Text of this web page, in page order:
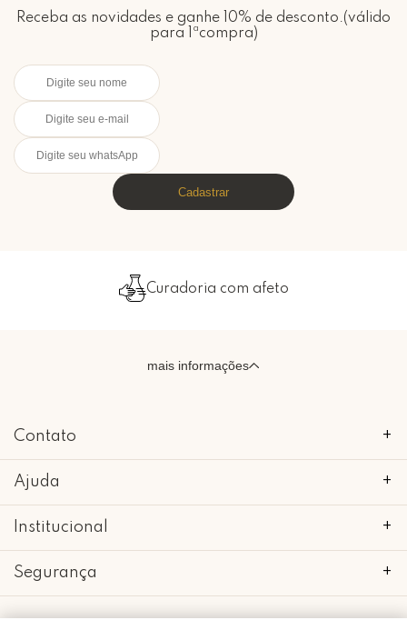
Receba as novidades e ganhe 10% de desconto.(válido
para 1ªcompra)
Cadastrar
Embalado com carinho
mais informações
Contato +
Ajuda +
Institucional +
Segurança +